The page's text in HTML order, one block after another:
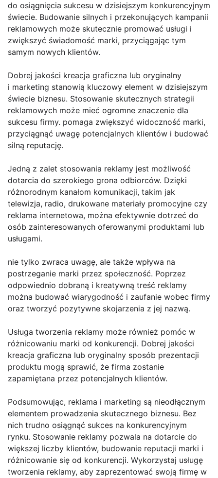
do osiągnięcia sukcesu w dzisiejszym konkurencyjnym
świecie. Budowanie silnych i przekonujących kampanii
reklamowych może skutecznie promować usługi i
zwiększyć świadomość marki, przyciągając tym
samym nowych klientów.
Dobrej jakości kreacja graficzna lub oryginalny
i marketing stanowią kluczowy element w dzisiejszym
świecie biznesu. Stosowanie skutecznych strategii
reklamowych może mieć ogromne znaczenie dla
sukcesu firmy. pomaga zwiększyć widoczność marki,
przyciągnąć uwagę potencjalnych klientów i budować
silną reputację.
Jedną z zalet stosowania reklamy jest możliwość
dotarcia do szerokiego grona odbiorców. Dzięki
różnorodnym kanałom komunikacji, takim jak
telewizja, radio, drukowane materiały promocyjne czy
reklama internetowa, można efektywnie dotrzeć do
osób zainteresowanych oferowanymi produktami lub
usługami.
nie tylko zwraca uwagę, ale także wpływa na
postrzeganie marki przez społeczność. Poprzez
odpowiednio dobraną i kreatywną treść reklamy
można budować wiarygodność i zaufanie wobec firmy
oraz tworzyć pozytywne skojarzenia z jej nazwą.
Usługa tworzenia reklamy może również pomóc w
różnicowaniu marki od konkurencji. Dobrej jakości
kreacja graficzna lub oryginalny sposób prezentacji
produktu mogą sprawić, że firma zostanie
zapamiętana przez potencjalnych klientów.
Podsumowując, reklama i marketing są nieodłącznym
elementem prowadzenia skutecznego biznesu. Bez
nich trudno osiągnąć sukces na konkurencyjnym
rynku. Stosowanie reklamy pozwala na dotarcie do
większej liczby klientów, budowanie reputacji marki i
różnicowanie się od konkurencji. Wykorzystaj usługę
tworzenia reklamy, aby zaprezentować swoją firmę w